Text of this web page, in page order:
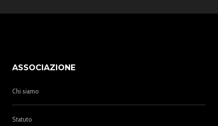
ASSOCIAZIONE
Chi siamo
Statuto